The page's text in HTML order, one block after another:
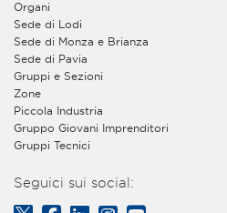
Organi
Sede di Lodi
Sede di Monza e Brianza
Sede di Pavia
Gruppi e Sezioni
Zone
Piccola Industria
Gruppo Giovani Imprenditori
Gruppi Tecnici
Seguici sui social: